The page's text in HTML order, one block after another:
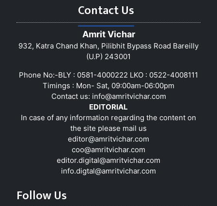
Contact Us
Amrit Vichar
932, Katra Chand Khan, Pilibhit Bypass Road Bareilly
(U.P) 243001
Phone No:-BLY : 0581-4000222 LKO : 0522-4008111
Timings : Mon- Sat, 09:00am-06:00pm
Contact us: info@amritvichar.com
EDITORIAL
In case of any information regarding the content on
the site please mail us
editor@amritvichar.com
coo@amritvichar.com
editor.digital@amritvichar.com
info.digtal@amritvichar.com
Follow Us